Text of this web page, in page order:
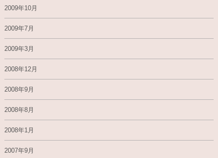
2009年10月
2009年7月
2009年3月
2008年12月
2008年9月
2008年8月
2008年1月
2007年9月